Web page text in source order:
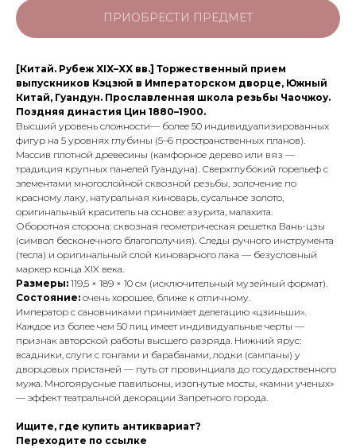
ПРИОБРЕСТИ ПРЕДМЕТ
[Китай. Рубеж XIX–XX вв.] Торжественный прием
выпускников Кэцзюй в Императорском дворце, Южный
Китай, Гуандун. Прославленная школа резьбы Чаочжоу.
Поздняя династия Цин 1880–1900.
Высший уровень сложности— более 50 индивидуализированных
фигур на 5 уровнях глубины (5–6 пространственных планов).
Массив плотной древесины (камфорное дерево или вяз —
традиция крупных панелей Гуандуна). Сверхглубокий горельеф с
элементами многослойной сквозной резьбы, золочение по
красному лаку, натуральная киноварь, сусальное золото,
оригинальный краситель на основе: азурита, малахита.
Оборотная сторона: сквозная геометрическая решетка Вань-цзы
(символ бесконечного благополучия). Следы ручного инструмента
(тесла) и оригинальный слой киноварного лака — безусловный
маркер конца XIX века.
Размеры: 119,5 × 189 × 10 см (исключительный музейный формат).
Состояние: очень хорошее, ближе к отличному.
Император с сановниками принимает делегацию «цзиньши».
Каждое из более чем 50 лиц имеет индивидуальные черты —
признак авторской работы высшего разряда. Нижний ярус:
всадники, слуги с гонгами и барабанами, лодки (сампаны) у
дворцовых пристаней — путь от провинциала до государственного
мужа. Многоярусные павильоны, изогнутые мосты, «камни ученых»
— эффект театральной декорации Запретного города.
Ищите, где купить антиквариат?
Переходите по ссылке